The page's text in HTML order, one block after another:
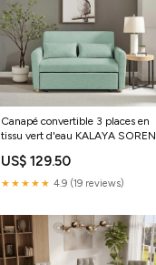
Canapé convertible 3 places en
tissu vert d'eau KALAYA SOREN
US$ 129.50
★★★★★ 4.9 (19 reviews)